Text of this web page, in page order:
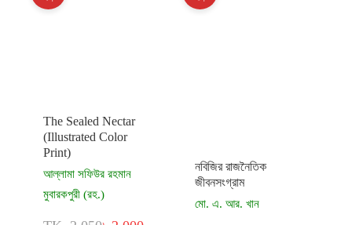
The Sealed Nectar
(Illustrated Color
Print)
আল্লামা সফিউর রহমান
মুবারকপুরী (রহ.)
নবিজির রাজনৈতিক
জীবনসংগ্রাম
মো. এ. আর. খান